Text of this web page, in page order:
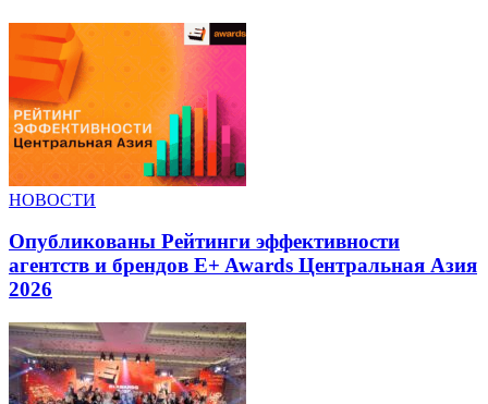
НОВОСТИ
Опубликованы Рейтинги эффективности
агентств и брендов E+ Awards Центральная Азия
2026